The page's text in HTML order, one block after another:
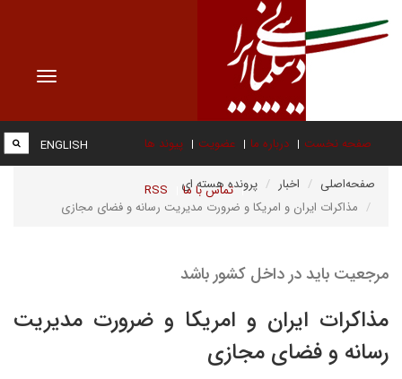
Toggle
صفحه نخست درباره ما عضویت پیوند ها
تماس با ما RSS
ENGLISH
صفحه‌اصلی اخبار
پرونده هسته ای
مذاکرات ایران و امریکا و ضرورت مدیریت رسانه و فضای مجازی
مرجعیت باید در داخل کشور باشد
مذاکرات ایران و امریکا و ضرورت مدیریت
رسانه و فضای مجازی